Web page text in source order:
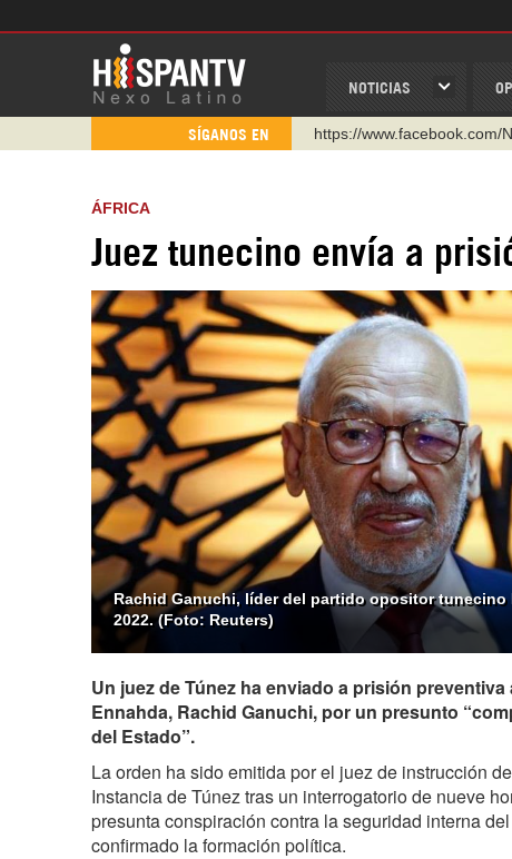
NOTICIAS
SÍGANOS EN
https://www.facebook.com/
https://t.me/hispantvcanal
https://urmedium.com/c/
WhatsApp y Viber: +98 921
Instagram como: hispan_tv
ÁFRICA
Juez tunecino envía a
Rachid Ganuchi, líder del partido opositor tunecino
2022. (Foto: Reuters)
Un juez de Túnez ha enviado a prisión
Ennahda, Rachid Ganuchi, por un presunto
del Estado”.
La orden ha sido emitida por el juez de instrucción
Instancia de Túnez tras un interrogatorio de nueve
presunta conspiración contra la seguridad interna
confirmado la formación política.